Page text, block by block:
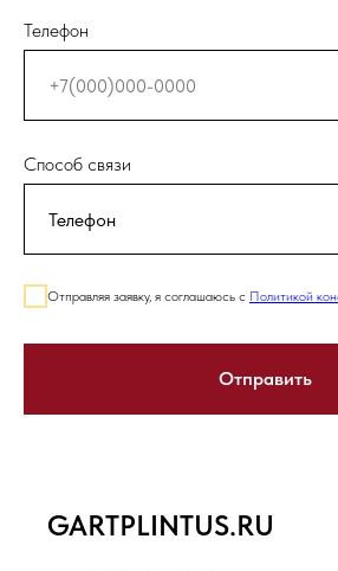
Телефон
Способ связи
Отправляя заявку, я соглашаюсь с Политикой
Отправить
GARTPLINTUS.RU